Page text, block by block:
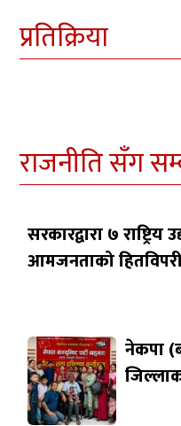
प्रतिक्रिया
राजनीति सँग
सरकारद्वारा ७
आमजनताको
नेकपा